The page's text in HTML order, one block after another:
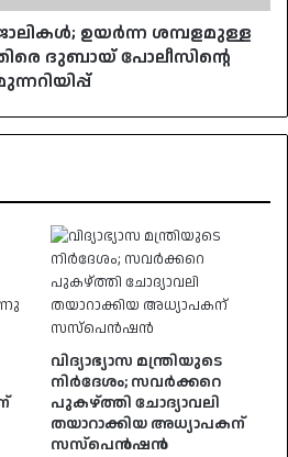
ഉയർന്ന ശമ്പളമുള്ള
ദുബായ് പോലീസിന്റെ
വിദ്യാഭ്യാസ മന്ത്രിയുടെ
നിർദേശം; സവർക്കറെ
പുകഴ്ത്തി ചോദ്യാവലി
തയാറാക്കിയ അധ്യാപകന്
സസ്പെൻഷൻ